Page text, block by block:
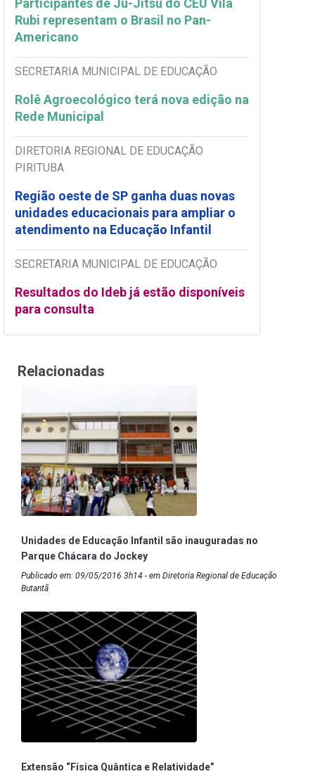
Participantes de Ju-Jitsu do CEU Vila
Rubi representam o Brasil no Pan-
Americano
SECRETARIA MUNICIPAL DE EDUCAÇÃO
Rolê Agroecológico terá nova edição na
Rede Municipal
DIRETORIA REGIONAL DE EDUCAÇÃO
PIRITUBA
Região oeste de SP ganha duas novas
unidades educacionais para ampliar o
atendimento na Educação Infantil
SECRETARIA MUNICIPAL DE EDUCAÇÃO
Resultados do Ideb já estão disponíveis
para consulta
Relacionadas
Unidades de Educação Infantil são inauguradas no
Parque Chácara do Jockey
Publicado em: 09/05/2016 3h14 - em Diretoria Regional de Educação
Butantã
Extensão “Física Quântica e Relatividade”